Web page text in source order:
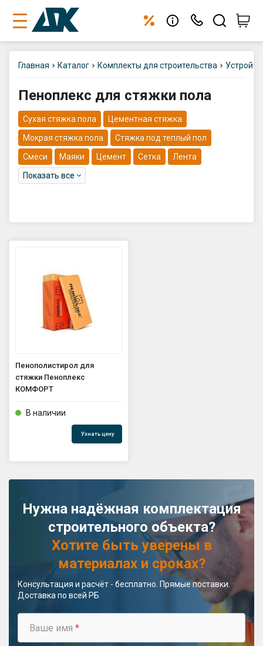
Позвонить нам:
+375 17 336 33 97
Telegram-канал
Подписывайтесь 👉@dpk_minsk
Телефон склада:
+375 29 145 21 52
(авторынок Малиновка)
53.85987990162563,27.420653302
90123
Главная Каталог Комплекты для строительства
Пеноплекс для стяжки пола
Сухая стяжка пола
Цементная стяжка
Мокрая стяжка пола
Стяжка под теплый пол
Смеси
Маяки Цемент Сетка
Лента
Показать все
Пенополистирол для
стяжки Пеноплекс
КОМФОРТ
В наличии
Узнать цену
Нужна надёжная комплектация
строительного объекта?
Хотите быть уверены в
материалах и сроках?
Консультация и расчёт - бесплатно. Прямые поставки.
Доставка по всей РБ
Ваше имя *